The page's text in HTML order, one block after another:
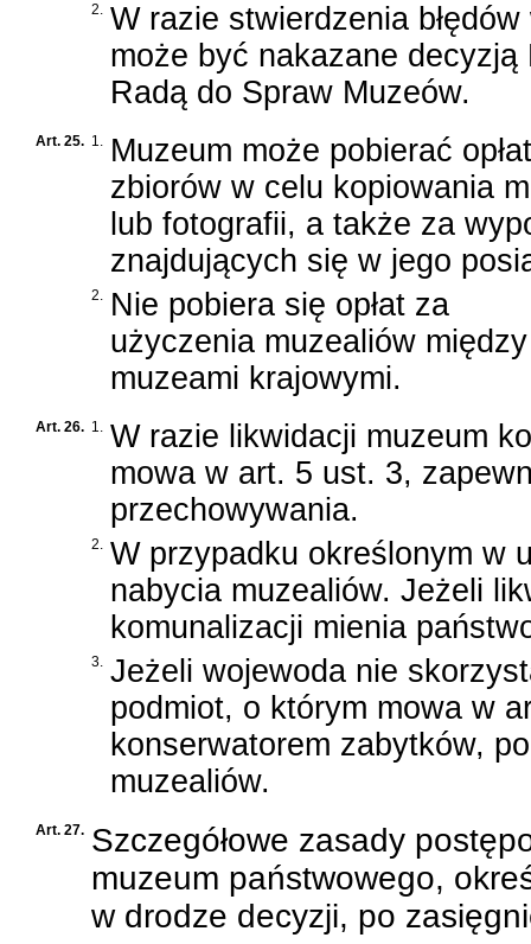
2. W razie stwierdzenia
może być nakazane
Radą do Spraw Muzeów.
Art. 25. 1. Muzeum może pobierać
zbiorów w celu kopiowania
lub fotografii, a także za
znajdujących się w jego
2. Nie pobiera się opłat za
użyczenia muzealiów między
muzeami krajowymi.
Art. 26. 1. W razie likwidacji muzeum
mowa w art. 5 ust. 3,
przechowywania.
2. W przypadku określonym w
nabycia muzealiów. Jeżeli
komunalizacji mienia
3. Jeżeli wojewoda nie
podmiot, o którym mowa w
konserwatorem zabytków,
muzealiów.
Art. 27. Szczegółowe zasady
muzeum państwowego,
w drodze decyzji, po